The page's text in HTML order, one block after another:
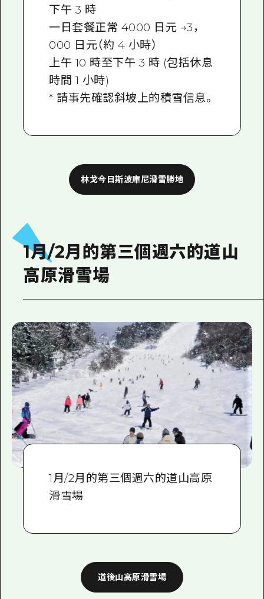
下午 3 時
一日套餐正常 4000 日元 →3，
000 日元（約 4 小時）
上午 10 時至下午 3 時 (包括休息
時間 1 小時)
* 請事先確認斜坡上的積雪信息。
林戈今日斯波庫尼滑雪勝地
1月/2月的第三個週六的道山
高原滑雪場
1月/2月的第三個週六的道山高原
滑雪場
道後山高原滑雪場